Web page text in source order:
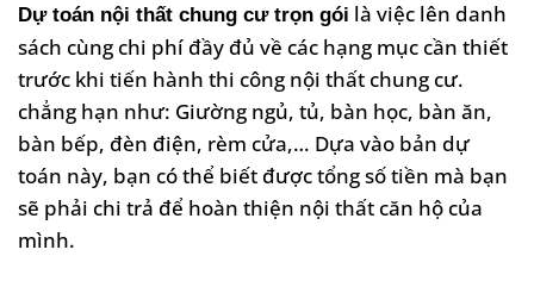
Dự toán nội thất chung cư trọn gói là việc lên danh
sách cùng chi phí đầy đủ về các hạng mục cần thiết
trước khi tiến hành thi công nội thất chung cư.
chẳng hạn như: Giường ngủ, tủ, bàn học, bàn ăn,
bàn bếp, đèn điện, rèm cửa,… Dựa vào bản dự
toán này, bạn có thể biết được tổng số tiền mà bạn
sẽ phải chi trả để hoàn thiện nội thất căn hộ của
mình.